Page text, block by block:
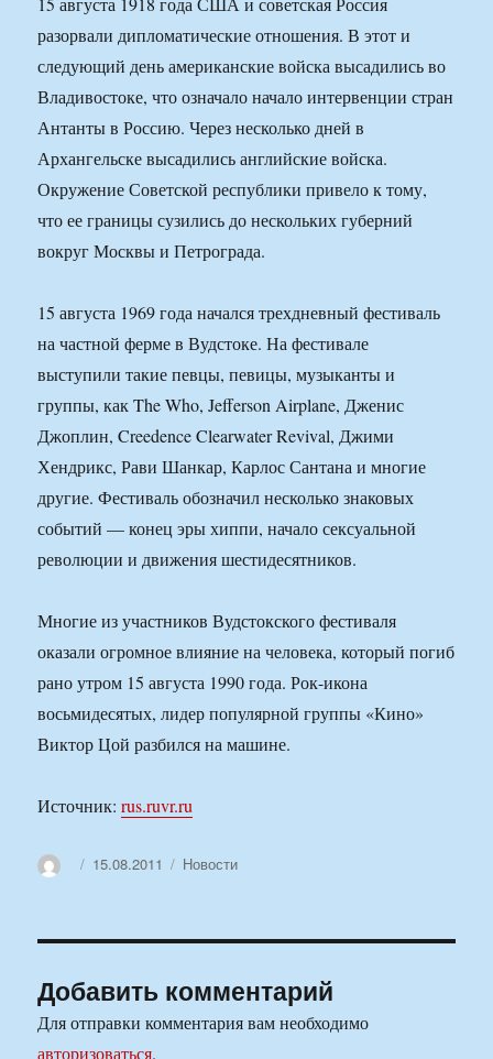
разорвали дипломатические отношения. В этот и
следующий день американские войска высадились во
Владивостоке, что означало начало интервенции стран
Антанты в Россию. Через несколько дней в
Архангельске высадились английские войска.
Окружение Советской республики привело к тому,
что ее границы сузились до нескольких губерний
вокруг Москвы и Петрограда.
15 августа 1969 года начался трехдневный фестиваль
на частной ферме в Вудстоке. На фестивале
выступили такие певцы, певицы, музыканты и
группы, как The Who, Jefferson Airplane, Дженис
Джоплин, Creedence Clearwater Revival, Джими
Хендрикс, Рави Шанкар, Карлос Сантана и многие
другие. Фестиваль обозначил несколько знаковых
событий — конец эры хиппи, начало сексуальной
революции и движения шестидесятников.
Многие из участников Вудстокского фестиваля
оказали огромное влияние на человека, который погиб
рано утром 15 августа 1990 года. Рок-икона
восьмидесятых, лидер популярной группы «Кино»
Виктор Цой разбился на машине.
Источник:rus.ruvr.ru
АвторОпубликовано
15.08.2011 Рубрики
Новости
Добавить комментарий
Для отправки комментария вам необходимо
авторизоваться.